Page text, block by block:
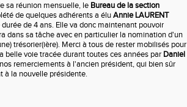
sa réunion mensuelle, le Bureaude la section
de quelques adhérents a éluAnnie LAURENT
de 4 ans. Elle va donc maintenant pouvoir
dans sa tâche avec en particulier la nomination d'un
trésorier(ière). Merci à tous de rester mobilisés pour
belle voie tracée durant toutes ces années par Daniel
remerciements à l'ancien président, qui bien sûr
à la nouvelle présidente.